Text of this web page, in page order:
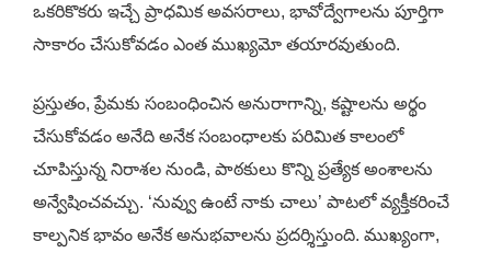
ఒకరికొకరు ఇచ్చే ప్రాధమిక అవసరాలు, భావోద్వేగాలను పూర్తిగా
సాకారం చేసుకోవడం ఎంత ముఖ్యమో తయారవుతుంది.
ప్రస్తుతం, ప్రేమకు సంబంధించిన అనురాగాన్ని, కష్టాలను అర్థం
చేసుకోవడం అనేది అనేక సంబంధాలకు పరిమిత కాలంలో
చూపిస్తున్న నిరాశల నుండి, పాఠకులు కొన్ని ప్రత్యేక అంశాలను
అన్వేషించవచ్చు. ‘నువ్వు ఉంటే నాకు చాలు’ పాటలో వ్యక్తీకరించే
కాల్పనిక భావం అనేక అనుభవాలను ప్రదర్శిస్తుంది. ముఖ్యంగా,